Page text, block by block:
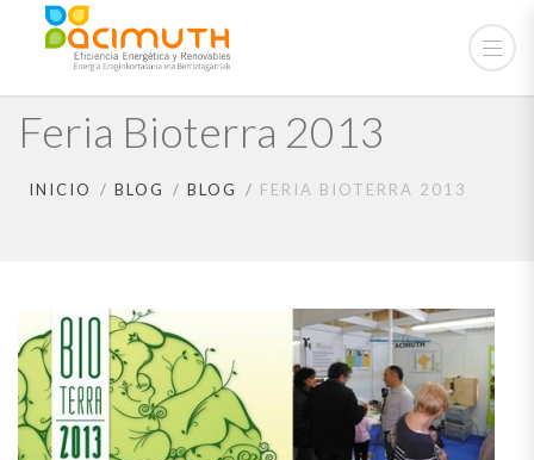
Feria Bioterra 2013
INICIO BLOG BLOG FERIA BIOTERRA 2013